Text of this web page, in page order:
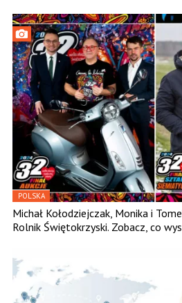
POLSKA
Michał Kołodziejczak, Monika i
Rolnik Świętokrzyski. Zobacz, co